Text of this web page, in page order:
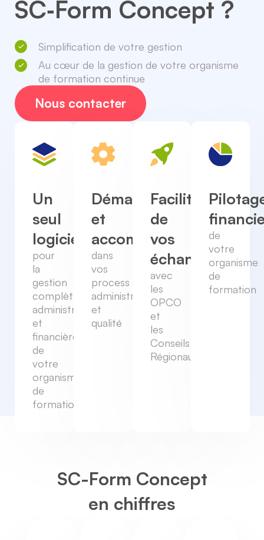
SC‑Form Concept ?​
Simplification de votre gestion
Au cœur de la gestion de votre organisme
de formation continue
Nous contacter
Un
seul
logiciel
pour
la
gestion
complète
administrative
et
financière
de
votre
organisme
de
formation
Dématérialisation
et
accompagnement
dans
vos
process
administratifs
et
qualité
Facilitation
de
vos
échanges
avec
les
OPCO
et
les
Conseils
Régionaux
de
votre
organisme
de
formation
SC-Form Concept
en chiffres